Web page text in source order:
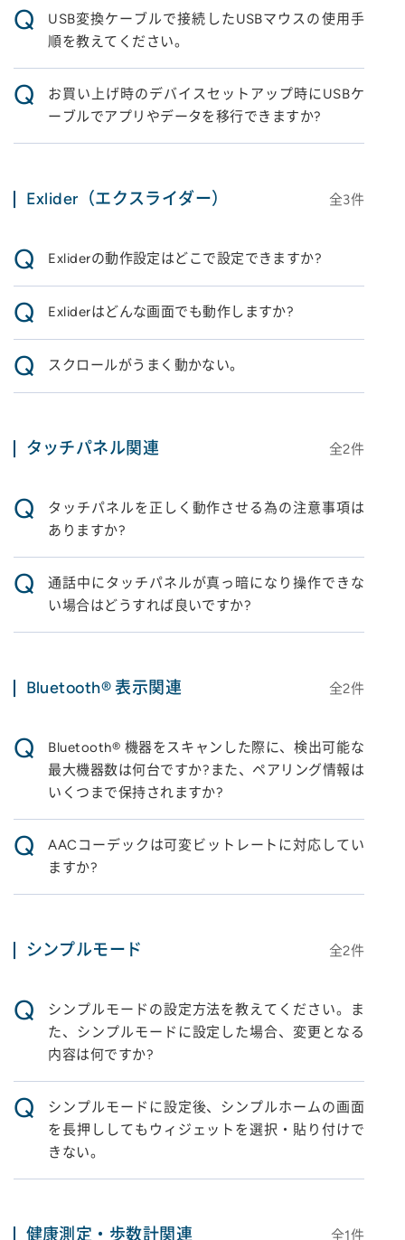
Q
USB変換ケーブルで接続したUSBマウスの使用手
順を教えてください。
Q
お買い上げ時のデバイスセットアップ時にUSBケ
ーブルでアプリやデータを移行できますか?
Exlider（エクスライダー） 全3件
Q Exliderの動作設定はどこで設定できますか?
Q Exliderはどんな画面でも動作しますか?
Q スクロールがうまく動かない。
タッチパネル関連 全2件
Q
タッチパネルを正しく動作させる為の注意事項は
ありますか?
Q
通話中にタッチパネルが真っ暗になり操作できな
い場合はどうすれば良いですか?
Bluetooth® 表示関連 全2件
Q
Bluetooth® 機器をスキャンした際に、検出可能な
最大機器数は何台ですか?また、ペアリング情報は
いくつまで保持されますか?
Q
AACコーデックは可変ビットレートに対応してい
ますか?
シンプルモード 全2件
Q
シンプルモードの設定方法を教えてください。ま
た、シンプルモードに設定した場合、変更となる
内容は何ですか?
Q
シンプルモードに設定後、シンプルホームの画面
を長押ししてもウィジェットを選択・貼り付けで
きない。
健康測定・歩数計関連 全1件